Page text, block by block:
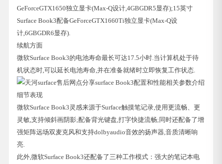
GeForceGTX1650独立显卡(Max-Q设计,4GBGDR5显存);15英寸
Surface Book3配备GeForceGTX1660Ti独立显卡(Max-Q设
计,6GBGDR6显存).
续航方面
微软Surface Book3的电池寿命最长可达17.5小时.当计算机处于待
机状态时,可以延长电池寿命,并在准备就绪时立即恢复工作状态.
细节表现
微软Surface Book3灵感来源于Surface触摸笔记录,使用更流畅、更
灵敏,支持倾斜画阴影;配备背光键盘,打字快捷流畅;同时还配备了增
强矩阵远场双麦克风和支持dolbyaudio音效的扬声器,音质清晰响
亮.
此外,微软Surface Book3还配备了三种工作模式：强大的笔记本电